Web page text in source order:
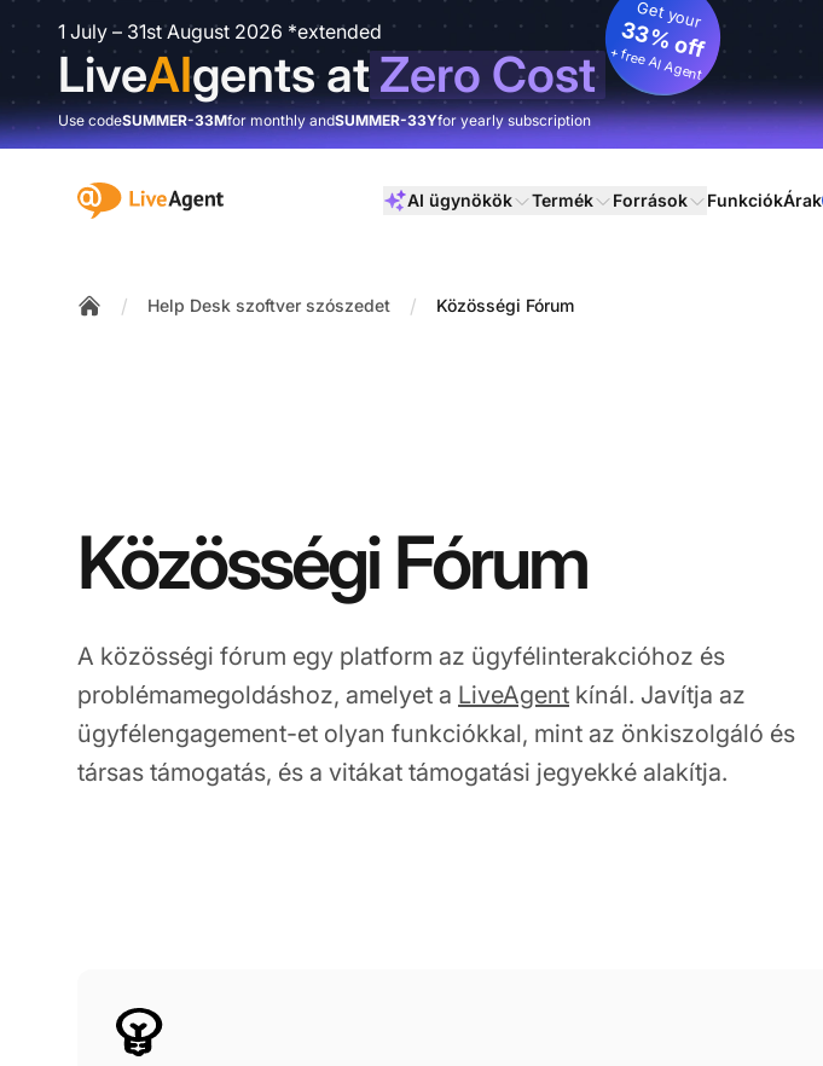
1 July – 31st August 2026 *extended
LiveAIgents atZero Cost
Get your
33% off
+ free AI Agent
Use codeSUMMER-33Mfor monthly andSUMMER-33Yfor yearly subscription
:site.title AI ügynökök Termék Források FunkciókÁrak
/ Help Desk szoftver szószedet / Közösségi Fórum
Közösségi Fórum
A közösségi fórum egy platform az ügyfélinterakcióhoz és
problémamegoldáshoz, amelyet a LiveAgent kínál. Javítja az
ügyfélengagement-et olyan funkciókkal, mint az önkiszolgáló és
társas támogatás, és a vitákat támogatási jegyekké alakítja.